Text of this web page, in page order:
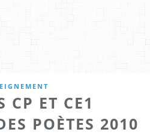
CP ET CE1
POÈTES 2010